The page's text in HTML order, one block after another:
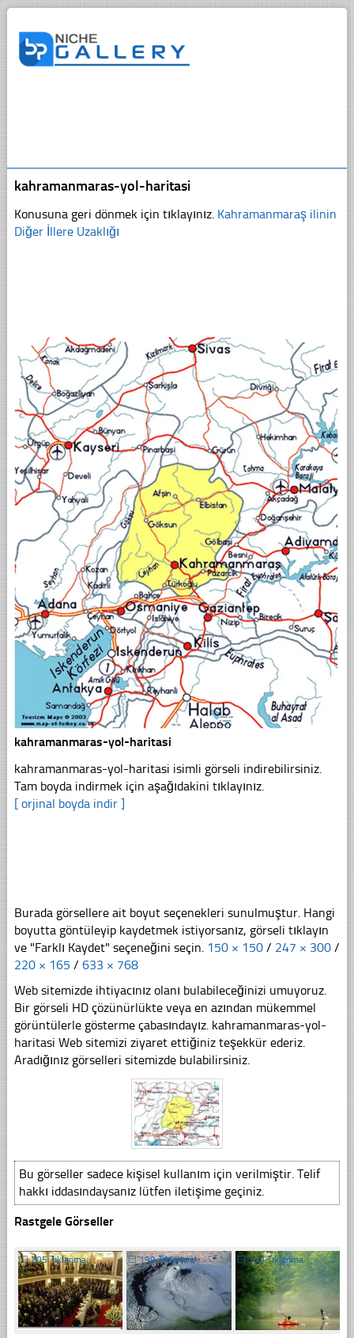
kahramanmaras-yol-haritasi
Konusuna geri dönmek için tıklayınız. Kahramanmaraş ilinin
Diğer İllere Uzaklığı
kahramanmaras-yol-haritasi
kahramanmaras-yol-haritasi isimli görseli indirebilirsiniz.
Tam boyda indirmek için aşağıdakini tıklayınız.
[ orjinal boyda indir ]
Burada görsellere ait boyut seçenekleri sunulmuştur. Hangi
boyutta göntüleyip kaydetmek istiyorsanız, görseli tıklayın
ve "Farklı Kaydet" seçeneğini seçin. 150 × 150 / 247 × 300 /
220 × 165 / 633 × 768
Web sitemizde ihtiyacınız olanı bulabileceğinizi umuyoruz.
Bir görseli HD çözünürlükte veya en azından mükemmel
görüntülerle gösterme çabasındayız. kahramanmaras-yol-
haritasi Web sitemizi ziyaret ettiğiniz teşekkür ederiz.
Aradığınız görselleri sitemizde bulabilirsiniz.
Bu görseller sadece kişisel kullanım için verilmiştir. Telif
hakkı iddasındaysanız lütfen iletişime geçiniz.
Rastgele Görseller
☐205 Tıklanma ☐199 Tıklanma ☐319 Tıklanma